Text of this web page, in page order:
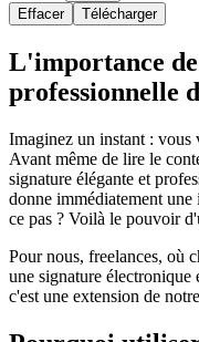
Effacer Télécharger
L'importance
professionnelle
Imaginez un instant : vous
Avant même de lire le
signature élégante et
donne immédiatement
ce pas ? Voilà le pouvoir
Pour nous, freelances, où
une signature
c'est une extension de